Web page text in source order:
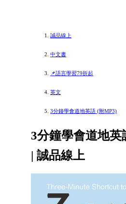
誠品線上
中文書
📌語言學習79折起
英文
3分鐘學會道地英語 (附MP3)
3分鐘學會道地英
| 誠品線上